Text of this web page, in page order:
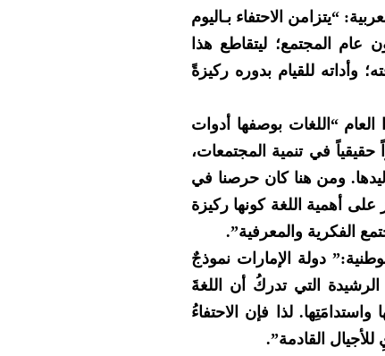
“يتزامن الاحتفاء بـاليوم
الأم هذا العام، مع تخصيص دولة الإمارات عام 2025 ليكون عام المجتمع؛ ليتقاطع هذا
وأداته للقيام بدوره ركيزةً
العام “اللغات بوصفها أدوات
في تنمية المجتمعات،
ومن هنا كان حرصنا في
على أهمية اللغة كونها ركيزة
الفكرية والمعرفية”.
دولة الإمارات نموذجٌ
التي تدركُ أن اللغةَ
لذا فإن الاحتفاءُ
القادمة”.